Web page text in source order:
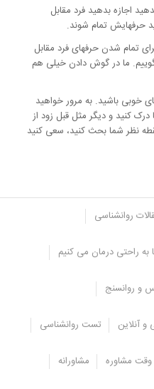
اجازه بدهید فرد مقابل
حرفهایش تمام شوند.
تمام شدن حرفهای فرد مقابل
ما در گوش دادن خیلی هم
خوبی باشید. به مرور خواهید
کنید و دیگر مثل قبل زود از
نظر شما بحث کنید، سعی کنید
روانشناسی
راحتی درمان می کنیم
و روانسنج
و آنلاین تست روانشناسی
وقت مشاوره مشاورانه
به هم اختصاص نمی دهیم شروع
غم شده که اکثرا هم طاقت فرسا
تا زمانی را در کنار هم